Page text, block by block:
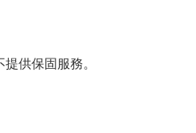
供保固服務。